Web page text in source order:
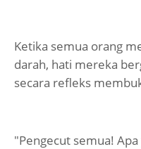
Ketika semua orang
darah, hati mereka
secara refleks
"Pengecut semua!